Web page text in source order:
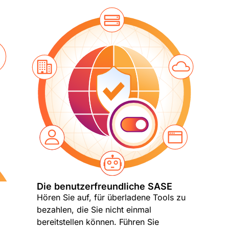
Die benutzerfreundliche SASE
Hören Sie auf, für überladene Tools zu
bezahlen, die Sie nicht einmal
bereitstellen können. Führen Sie